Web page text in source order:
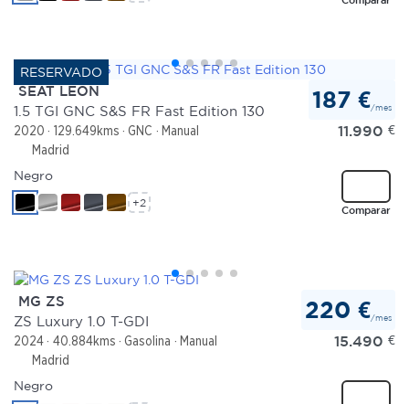
SEAT LEON
1.5 TGI GNC S&S FR Fast Edition 130
2020 129.649kms GNC
Manual
Madrid
187 €/mes
11.990 €
Comparar
Negro
+2
MG ZS
ZS Luxury 1.0 T-GDI
2024 40.884kms Gasolina
Manual
Madrid
220 €/mes
15.490 €
Negro